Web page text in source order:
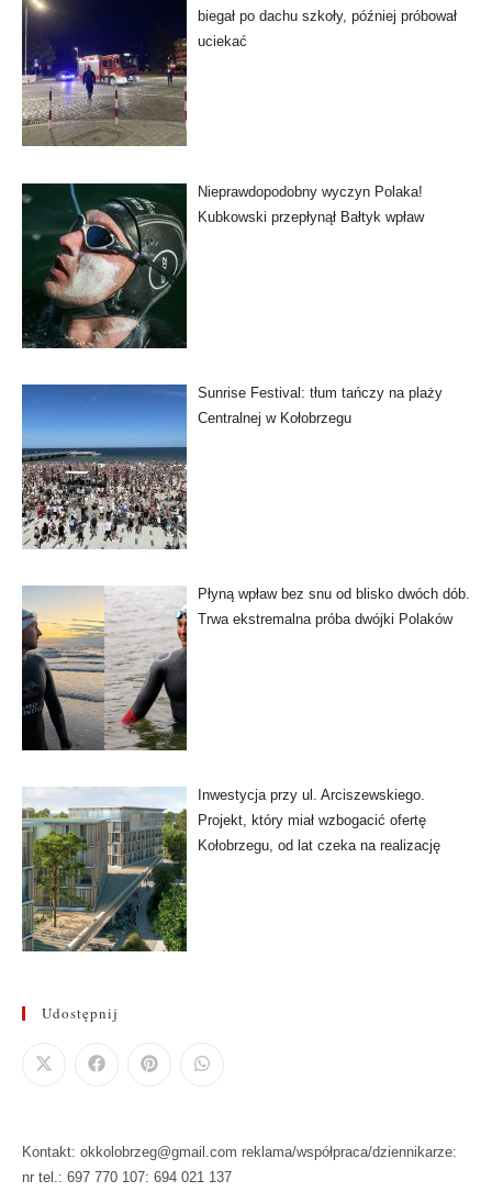
biegał po dachu szkoły, później próbował
uciekać
Nieprawdopodobny wyczyn Polaka!
Kubkowski przepłynął Bałtyk wpław
Sunrise Festival: tłum tańczy na plaży
Centralnej w Kołobrzegu
Płyną wpław bez snu od blisko dwóch dób.
Trwa ekstremalna próba dwójki Polaków
Inwestycja przy ul. Arciszewskiego.
Projekt, który miał wzbogacić ofertę
Kołobrzegu, od lat czeka na realizację
Udostępnij
Kontakt: okkolobrzeg@gmail.com reklama/współpraca/dziennikarze:
nr tel.: 697 770 107: 694 021 137